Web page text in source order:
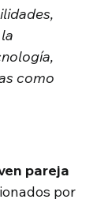
como
pareja
por